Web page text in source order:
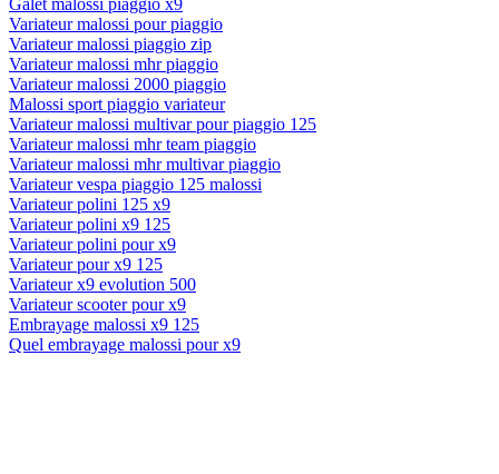
Variateur malossi pour piaggio
Variateur malossi piaggio zip
Variateur malossi mhr piaggio
Variateur malossi 2000 piaggio
Malossi sport piaggio variateur
Variateur malossi multivar pour piaggio 125
Variateur malossi mhr team piaggio
Variateur malossi mhr multivar piaggio
Variateur vespa piaggio 125 malossi
Variateur polini 125 x9
Variateur polini x9 125
Variateur polini pour x9
Variateur pour x9 125
Variateur x9 evolution 500
Variateur scooter pour x9
Embrayage malossi x9 125
Quel embrayage malossi pour x9